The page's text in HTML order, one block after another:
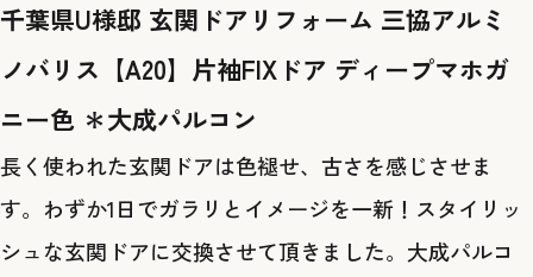
千葉県U様邸 玄関ドアリフォーム 三協アルミ
ノバリス【A20】片袖FIXドア ディープマホガ
ニー色 ＊大成パルコン
長く使われた玄関ドアは色褪せ、古さを感じさせま
す。わずか1日でガラリとイメージを一新！スタイリッ
シュな玄関ドアに交換させて頂きました。大成パルコ